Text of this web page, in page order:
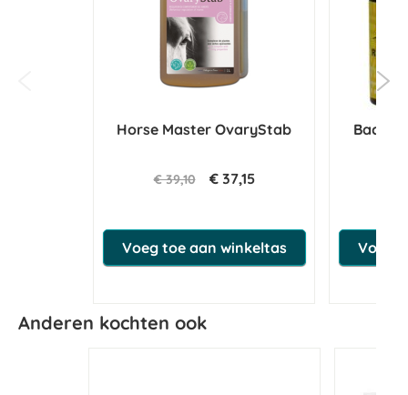
Horse Master OvaryStab
€ 39,10 € 37,15
Voeg toe aan winkeltas
Bach
Voeg
Anderen kochten ook